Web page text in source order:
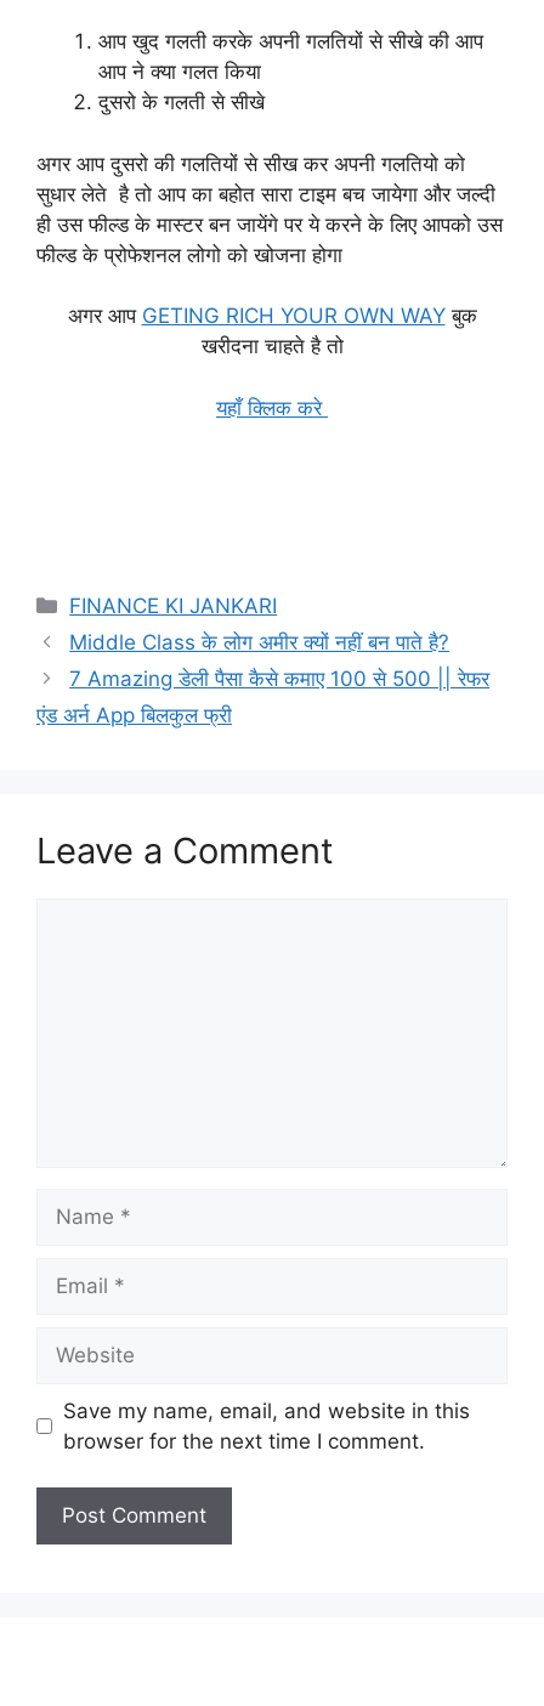
आप खुद गलती करके अपनी गलतियों से सीखे की आप
आप ने क्या गलत किया
दुसरो के गलती से सीखे
अगर आप दुसरो की गलतियों से सीख कर अपनी गलतियो को
सुधार लेते है तो आप का बहोत सारा टाइम बच जायेगा और जल्दी
ही उस फील्ड के मास्टर बन जायेंगे पर ये करने के लिए आपको उस
फील्ड के प्रोफेशनल लोगो को खोजना होगा
अगर आप GETING RICH YOUR OWN WAYबुक
खरीदना चाहते है तो
यहाँ क्लिक करे
Categories
FINANCE KI JANKARI
Middle Class के लोग अमीर क्यों नहीं बन पाते है?
7 Amazing डेली पैसा कैसे कमाए 100 से 500 || रेफर
एंड अर्न App बिलकुल फ्री
Leave a Comment
Save my name, email, and website in this
browser for the next time I comment.